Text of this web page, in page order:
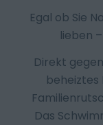
Egal ob Sie
lieben
Direkt
beheiztes
Das